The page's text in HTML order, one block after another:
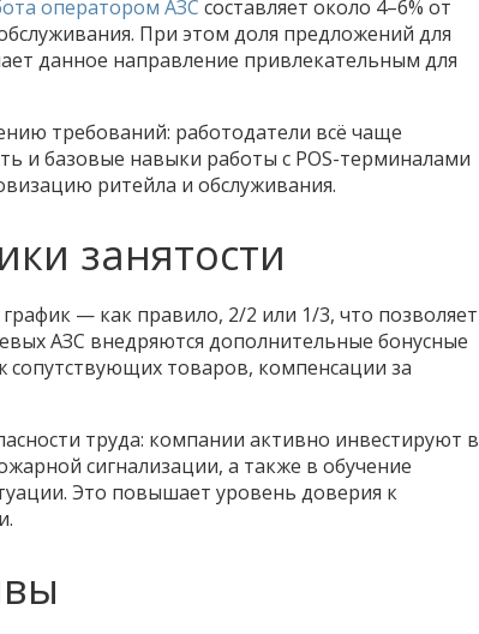
оператором АЗС составляет около 4–6% от
При этом доля предложений для
данное направление привлекательным для
требований: работодатели всё чаще
и базовые навыки работы с POS-терминалами
ритейла и обслуживания.
занятости
— как правило, 2/2 или 1/3, что позволяет
АЗС внедряются дополнительные бонусные
товаров, компенсации за
труда: компании активно инвестируют в
сигнализации, а также в обучение
Это повышает уровень доверия к